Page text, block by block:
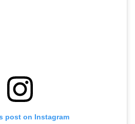
post on Instagram